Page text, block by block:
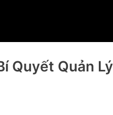
Quyết Quản